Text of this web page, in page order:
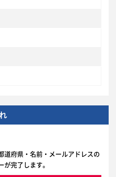
道府県・名前・メールアドレスの
完了します。